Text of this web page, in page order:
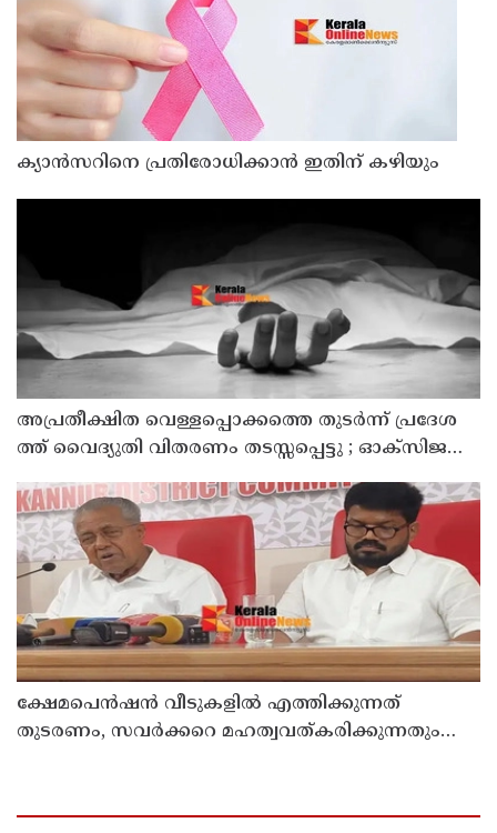
ക്യാൻസറിനെ പ്രതിരോധിക്കാൻ ഇതിന് കഴിയും
അ​പ്ര​തീ​ക്ഷി​ത വെ​ള്ള​പ്പൊ​ക്ക​ത്തെ തു​ട​ർ​ന്ന് പ്ര​ദേ​ശ​
ത്ത് വൈ​ദ്യു​തി വി​ത​ര​ണം ത​ട​സ്സ​പ്പെ​ട്ടു ; ഓക്സിജൻ
ക്ഷേമപെൻഷൻ വീടുകളിൽ എത്തിക്കുന്നത്
തുടരണം, സവർക്കറെ മഹത്വവത്കരിക്കുന്നതും
വിജയൻ